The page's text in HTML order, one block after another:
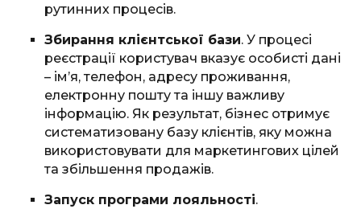
рутинних процесів.
Збирання клієнтської бази. У процесі
реєстрації користувач вказує особисті дані
– ім’я, телефон, адресу проживання,
електронну пошту та іншу важливу
інформацію. Як результат, бізнес отримує
систематизовану базу клієнтів, яку можна
використовувати для маркетингових цілей
та збільшення продажів.
Запуск програми лояльності.